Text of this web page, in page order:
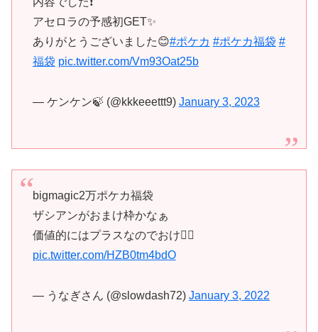
アセロラの予感初GET✨
ありがとうございました😊#ポケカ #ポケカ福袋 #
福袋 pic.twitter.com/Vm93Oat25b
— ケンケン🍃 (@kkkeeettt9) January 3, 2023
bigmagic2万ポケカ福袋
ザシアンがおまけ枠かなぁ
価値的にはプラスなのでおけ🙆‍♂️
pic.twitter.com/HZB0tm4bdO
— うなぎさん (@slowdash72) January 3, 2022